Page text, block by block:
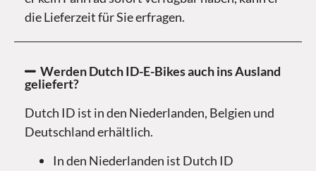
die Lieferzeit für Sie erfragen.
Werden Dutch ID-E-Bikes auch ins Ausland
geliefert?
Dutch ID ist in den Niederlanden, Belgien und
Deutschland erhältlich.
In den Niederlanden ist Dutch ID